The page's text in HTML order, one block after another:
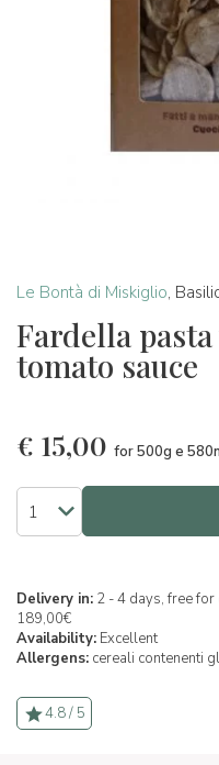
Le Bontà di Miskiglio,
Fardella
tomato sauce
€ 15,00 for 500g e
Delivery in: 2 - 4 days, free
189,00€
Availability: Excellent
Allergens: cereali contenenti
4.8 / 5